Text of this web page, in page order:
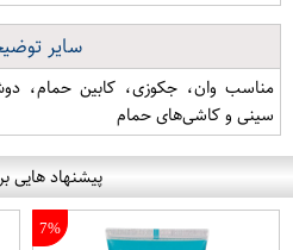
سایر
مناسب وان، جکوزی، کابین حمام،
سینی و کاشی‌های حمام
پیشنهاد هایی
7%